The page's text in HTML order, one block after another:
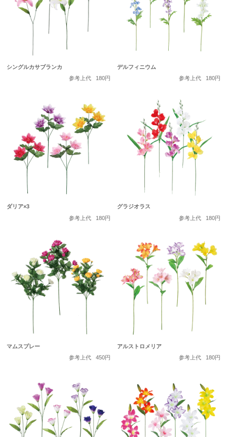
シングルカサブランカ
参考上代
180円
デルフィニウム
参考上代
180円
ダリア×3
参考上代
180円
グラジオラス
参考上代
180円
マムスプレー
参考上代
450円
アルストロメリア
参考上代
180円